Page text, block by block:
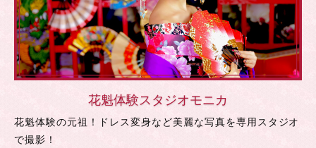
花魁体験スタジオモニカ
花魁体験の元祖！ドレス変身など美麗な写真を専用スタジオ
で撮影！